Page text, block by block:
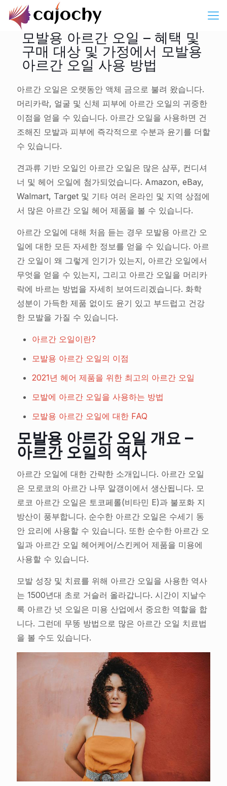
모발용 아르간 오일 – 혜택 및
구매 대상 및 가정에서 모발용
아르간 오일 사용 방법
아르간 오일은 오랫동안 액체 금으로 불려 왔습니다.
머리카락, 얼굴 및 신체 피부에 아르간 오일의 귀중한
이점을 얻을 수 있습니다. 아르간 오일을 사용하면 건
조해진 모발과 피부에 즉각적으로 수분과 윤기를 더할
수 있습니다.
견과류 기반 오일인 아르간 오일은 많은 샴푸, 컨디셔
너 및 헤어 오일에 첨가되었습니다. Amazon, eBay,
Walmart, Target 및 기타 여러 온라인 및 지역 상점에
서 많은 아르간 오일 헤어 제품을 볼 수 있습니다.
아르간 오일에 대해 처음 듣는 경우 모발용 아르간 오
일에 대한 모든 자세한 정보를 얻을 수 있습니다. 아르
간 오일이 왜 그렇게 인기가 있는지, 아르간 오일에서
무엇을 얻을 수 있는지, 그리고 아르간 오일을 머리카
락에 바르는 방법을 자세히 보여드리겠습니다. 화학
성분이 가득한 제품 없이도 윤기 있고 부드럽고 건강
한 모발을 가질 수 있습니다.
아르간 오일이란?
모발용 아르간 오일의 이점
2021년 헤어 제품을 위한 최고의 아르간 오일
모발에 아르간 오일을 사용하는 방법
모발용 아르간 오일에 대한 FAQ
모발용 아르간 오일 개요 –
아르간 오일의 역사
아르간 오일에 대한 간략한 소개입니다. 아르간 오일
은 모로코의 아르간 나무 알갱이에서 생산됩니다. 모
로코 아르간 오일은 토코페롤(비타민 E)과 불포화 지
방산이 풍부합니다. 순수한 아르간 오일은 수세기 동
안 요리에 사용할 수 있습니다. 또한 순수한 아르간 오
일과 아르간 오일 헤어케어/스킨케어 제품을 미용에
사용할 수 있습니다.
모발 성장 및 치료를 위해 아르간 오일을 사용한 역사
는 1500년대 초로 거슬러 올라갑니다. 시간이 지날수
록 아르간 넛 오일은 미용 산업에서 중요한 역할을 합
니다. 그런데 무똥 방법으로 많은 아르간 오일 치료법
을 볼 수도 있습니다.